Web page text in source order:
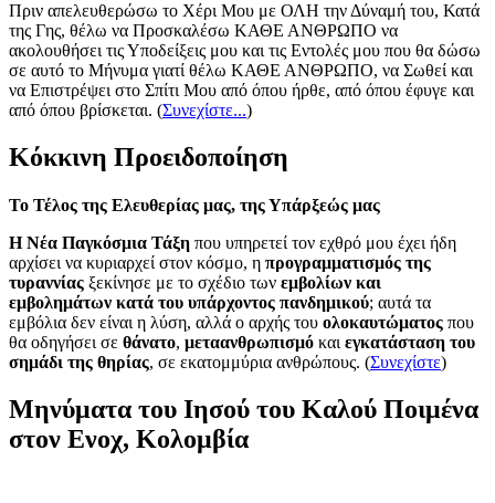
Πριν απελευθερώσω το Χέρι Μου με ΟΛΗ την Δύναμή του, Κατά
της Γης, θέλω να Προσκαλέσω ΚΑΘΕ ΑΝΘΡΩΠΟ να
ακολουθήσει τις Υποδείξεις μου και τις Εντολές μου που θα δώσω
σε αυτό το Μήνυμα γιατί θέλω ΚΑΘΕ ΑΝΘΡΩΠΟ, να Σωθεί και
να Επιστρέψει στο Σπίτι Μου από όπου ήρθε, από όπου έφυγε και
από όπου βρίσκεται. (Συνεχίστε...)
Κόκκινη Προειδοποίηση
Το Τέλος της Ελευθερίας μας, της Υπάρξεώς μας
Η Νέα Παγκόσμια Τάξη που υπηρετεί τον εχθρό μου έχει ήδη
αρχίσει να κυριαρχεί στον κόσμο, η προγραμματισμός της
τυραννίας ξεκίνησε με το σχέδιο των εμβολίων και
εμβολημάτων κατά του υπάρχοντος πανδημικού; αυτά τα
εμβόλια δεν είναι η λύση, αλλά ο αρχής του ολοκαυτώματος που
θα οδηγήσει σε θάνατο, μεταανθρωπισμό και εγκατάσταση του
σημάδι της θηρίας, σε εκατομμύρια ανθρώπους. (Συνεχίστε)
Μηνύματα του Ιησού του Καλού Ποιμένα
στον Ενοχ, Κολομβία